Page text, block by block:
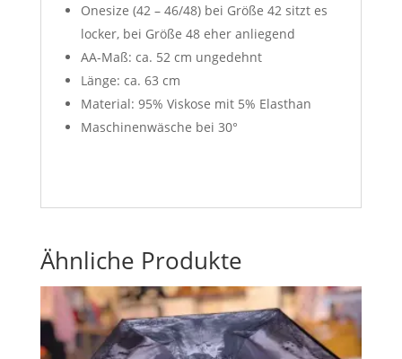
Onesize (42 – 46/48) bei Größe 42 sitzt es
locker, bei Größe 48 eher anliegend
AA-Maß: ca. 52 cm ungedehnt
Länge: ca. 63 cm
Material: 95% Viskose mit 5% Elasthan
Maschinenwäsche bei 30°
Ähnliche Produkte